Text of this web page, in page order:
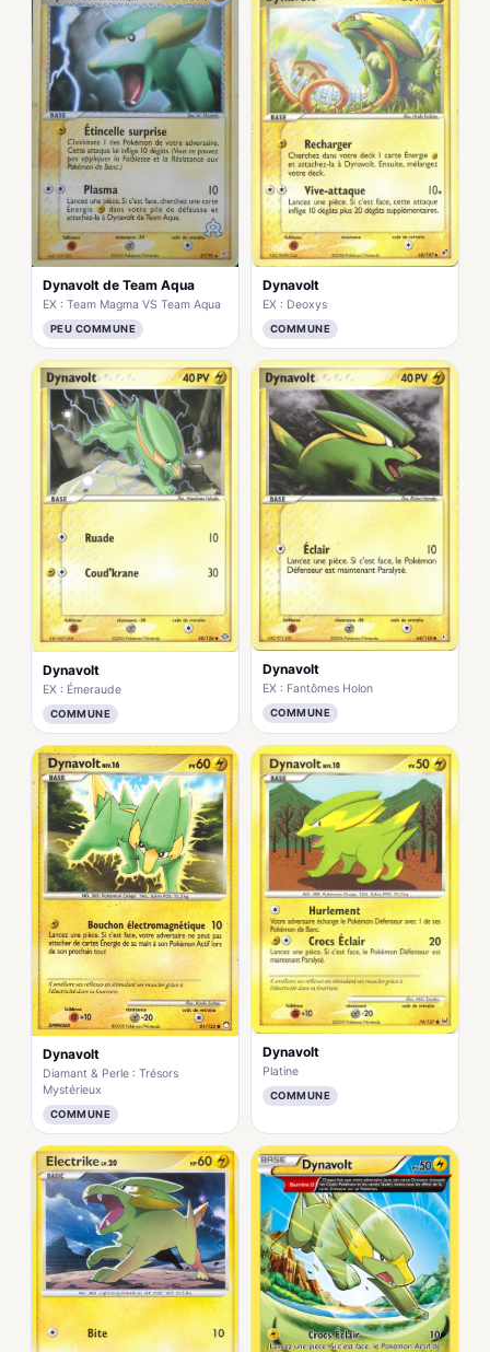
Dynavolt de Team Aqua
EX : Team Magma VS Team Aqua
PEU COMMUNE
Dynavolt
EX : Deoxys
COMMUNE
Dynavolt
EX : Émeraude
COMMUNE
Dynavolt
EX : Fantômes Holon
COMMUNE
Dynavolt
Diamant & Perle : Trésors
Mystérieux
COMMUNE
Dynavolt
Platine
COMMUNE